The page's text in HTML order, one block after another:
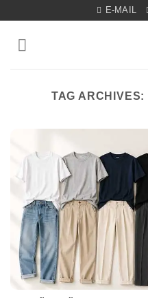
content
E-MAIL
TAG ARCHIVES: